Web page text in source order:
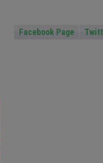
Facebook Page